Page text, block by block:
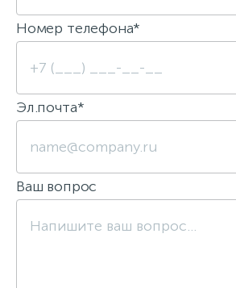
Номер телефона*
Эл.почта*
Ваш вопрос